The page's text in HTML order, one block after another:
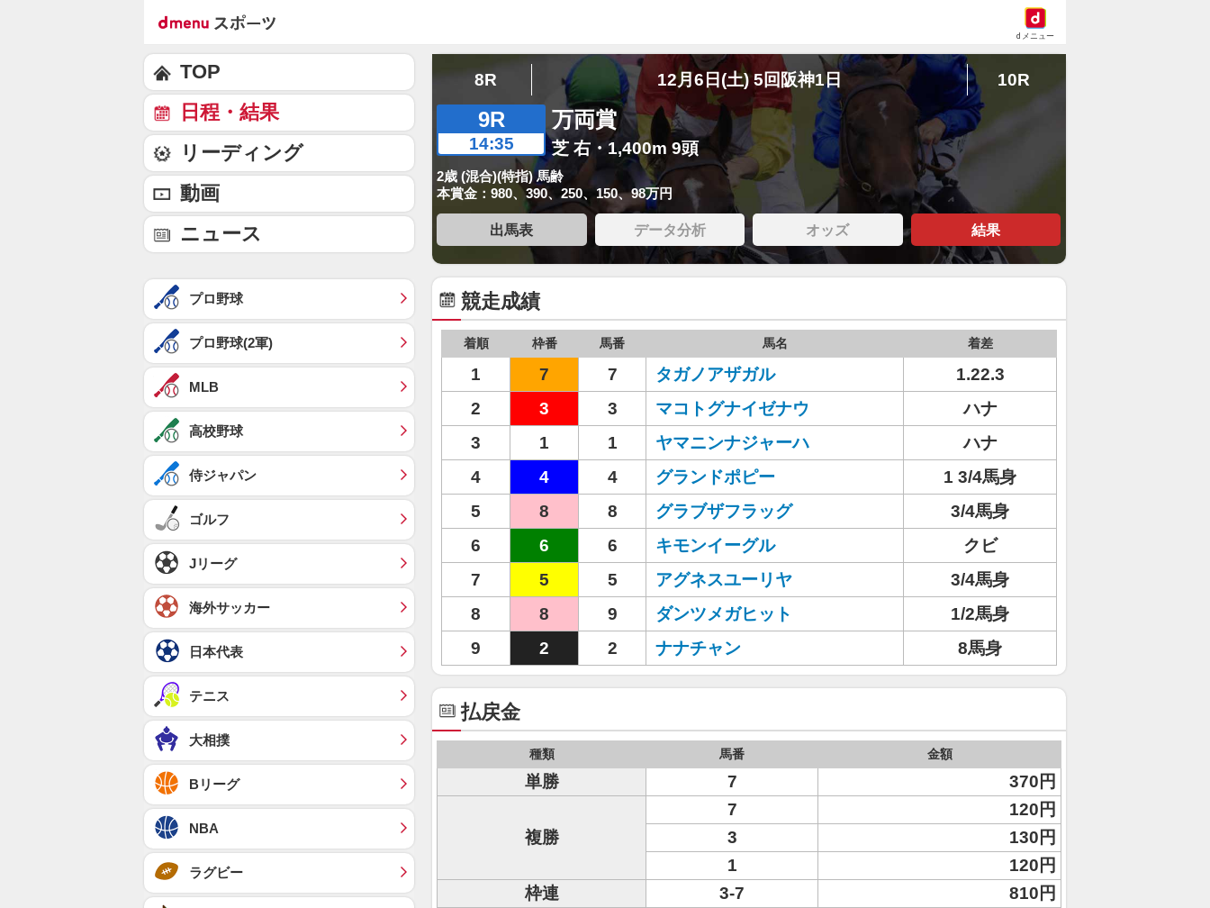
dメニュー
8R 12月6日(土) 5回阪神1日 10R
9R
14:35
万両賞
芝 右・1,400m 9頭
2歳 (混合)(特指) 馬齢
本賞金：980、390、250、150、98万円
出馬表 データ分析 オッズ 結果
競走成績
着順 枠番 馬番 馬名 着差
1 7 7 タガノアザガル
1.22.3
2
3 3 マコトグナイゼナウ
ハナ
3
1 1 ヤマニンナジャーハ
ハナ
4
4 4 グランドポピー
1 3/4馬身
5
8 8 グラブザフラッグ
3/4馬身
6
6 6 キモンイーグル
クビ
7
5 5 アグネスユーリヤ
3/4馬身
8
8 9 ダンツメガヒット
1/2馬身
9
2 2 ナナチャン 8馬身
払戻金
種類 馬番 金額
単勝 7 370円
複勝
7
120円
3
130円
1
120円
枠連
3-7
810円
TOP
日程・結果
リーディング
動画
ニュース
プロ野球
プロ野球(2軍)
MLB
高校野球
侍ジャパン
ゴルフ
Jリーグ
海外サッカー
日本代表
テニス
大相撲
Bリーグ
NBA
ラグビー